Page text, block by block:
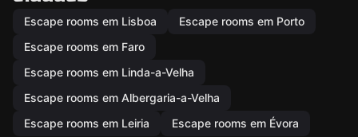
Escape rooms em Lisboa
Escape rooms em Porto
Escape rooms em Faro
Escape rooms em Linda-a-Velha
Escape rooms em Albergaria-a-Velha
Escape rooms em Leiria
Escape rooms em Évora